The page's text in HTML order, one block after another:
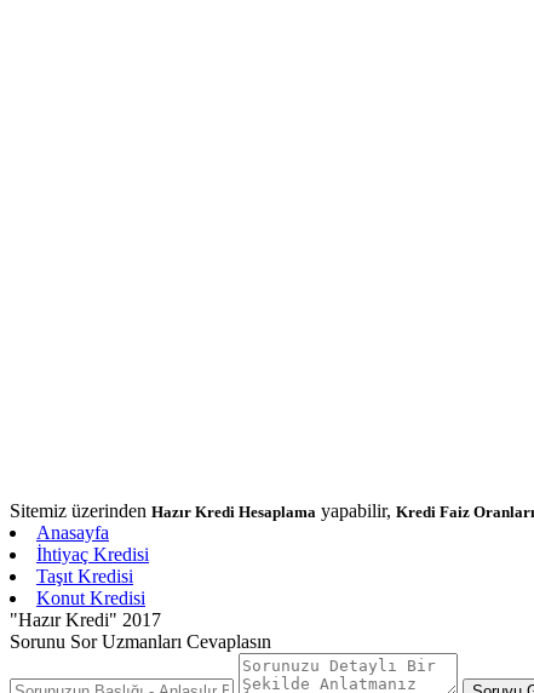
Sitemiz üzerinden Hazır Kredi Hesaplama yapabilir, Kredi Faiz Oranları
Anasayfa
İhtiyaç Kredisi
Taşıt Kredisi
Konut Kredisi
"Hazır Kredi" 2017
Sorunu Sor Uzmanları Cevaplasın